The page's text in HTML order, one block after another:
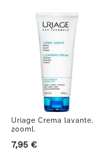
Uriage Crema lavante,
200ml.
Precio
7,95 €